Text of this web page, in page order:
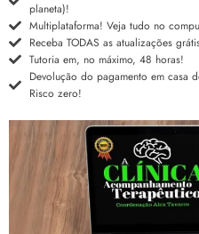
planeta)!
Multiplataforma! Veja tudo no
Receba TODAS as atualizações
Tutoria em, no máximo, 48 horas!
Devolução do pagamento em casa
Risco zero!